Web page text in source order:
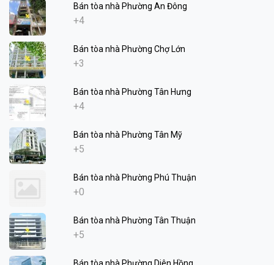
Bán tòa nhà Phường An Đông
+4
Bán tòa nhà Phường Chợ Lớn
+3
Bán tòa nhà Phường Tân Hưng
+4
Bán tòa nhà Phường Tân Mỹ
+5
Bán tòa nhà Phường Phú Thuận
+0
Bán tòa nhà Phường Tân Thuận
+5